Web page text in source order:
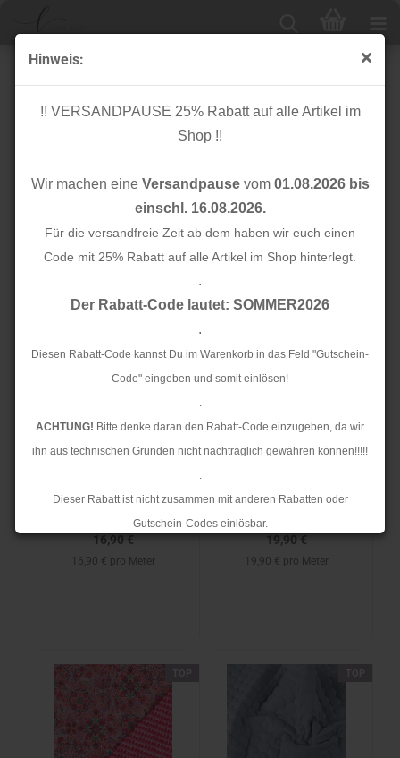
Hinweis:
!! VERSANDPAUSE 25% Rabatt auf alle Artikel im
Shop !!
Wir machen eine Versandpausevom 01.08.2026 bis
einschl. 16.08.2026.
Für die versandfreie Zeit ab dem haben wir euch einen
Code mit 25% Rabatt auf alle Artikel im Shop hinterlegt.
.
Der Rabatt-Code lautet: SOMMER2026
.
Diesen Rabatt-Code kannst Du im Warenkorb in das Feld "Gutschein-
Code" eingeben und somit einlösen!
.
ACHTUNG! Bitte denke daran den Rabatt-Code einzugeben, da wir
ihn aus technischen Gründen nicht nachträglich gewähren können!!!!!
.
Dieser Rabatt ist nicht zusammen mit anderen Rabatten oder
Gutschein-Codes einlösbar.
Stepper
24 pro Seite
2 3 4 ... 12 »
Samtstepper - Rauten -
16,90 €
16,90 € pro Meter
Doubleface
19,90 €
19,90 € pro Meter